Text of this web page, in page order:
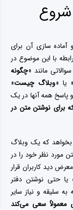
آماده سازی آن برای
با این موضوع در
مانند «چگونه
یا «وبلاگ چیست»
پاسخ همه آنها در یک
برای نوشتن متن در
بخواهد که یک وبلاگ
مورد نظر خود را در
دید کاربران قرار
حتی نوشتن دفتر
سلیقه و نیاز سایر
معمولاً سعی می‌کند